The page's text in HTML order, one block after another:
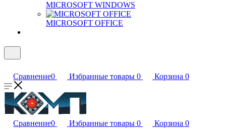
MICROSOFT WINDOWS
MICROSOFT OFFICE
Сравнение0 Избранные товары 0 Корзина 0
Сравнение0 Избранные товары 0 Корзина 0